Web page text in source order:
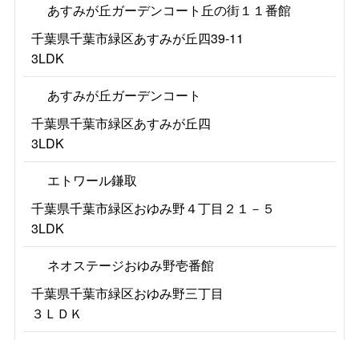
あすみが丘ガーデンコート丘の街１１番館
千葉県千葉市緑区あすみが丘四39-11
3LDK
あすみが丘ガーデンコート
千葉県千葉市緑区あすみが丘四
3LDK
エトワール鎌取
千葉県千葉市緑区おゆみ野４丁目２１－５
3LDK
ネオステージおゆみ野壱番館
千葉県千葉市緑区おゆみ野三丁目
３ＬＤＫ